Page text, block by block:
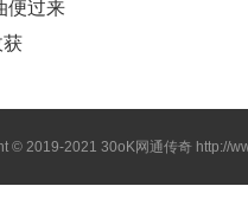
便过来
获
© 2019-202130oK网通传奇 http://